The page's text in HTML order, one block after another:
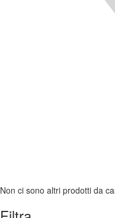
Non ci sono altri prodotti da